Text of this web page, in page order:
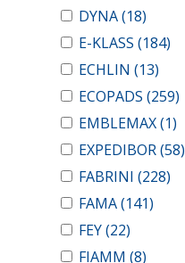
DYNA(18)
E-KLASS (184)
ECHLIN (13)
ECOPADS (259)
EMBLEMAX(1)
EXPEDIBOR(58)
FABRINI (228)
FAMA(141)
FEY(22)
FIAMM (8)